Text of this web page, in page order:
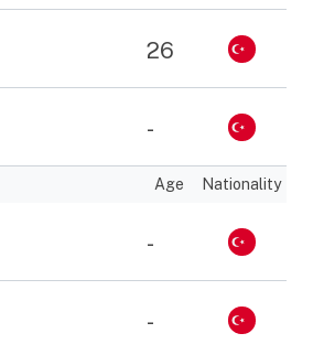
26
-
Age Nationality
-
-